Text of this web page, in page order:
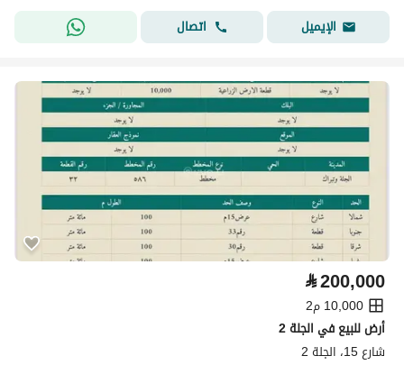
الإيميل
اتصال
⃁200,000
10,000 م2
أرض للبيع في الجلة 2
شارع 15، الجلة 2